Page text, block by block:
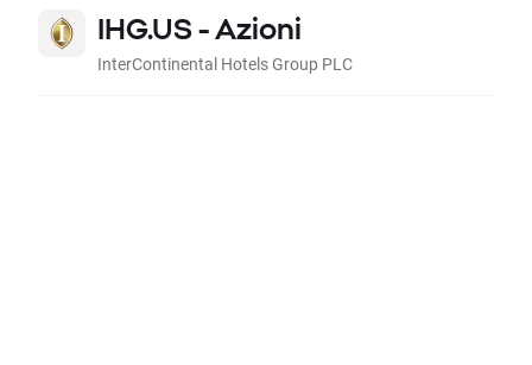
IHG.US - Azioni
InterContinental Hotels Group PLC